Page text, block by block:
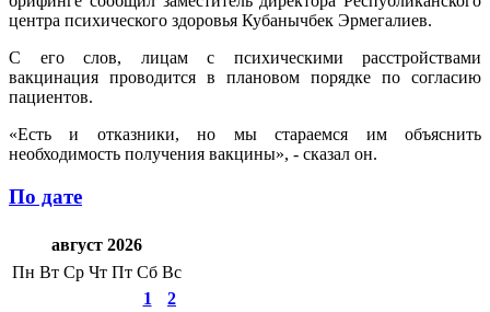
центра психического здоровья Кубанычбек Эрмегалиев.
С его слов, лицам с психическими расстройствами
вакцинация проводится в плановом порядке по согласию
пациентов.
«Есть и отказники, но мы стараемся им объяснить
необходимость получения вакцины», - сказал он.
По дате
август 2026
Пн Вт Ср Чт Пт Сб Вс
1
2